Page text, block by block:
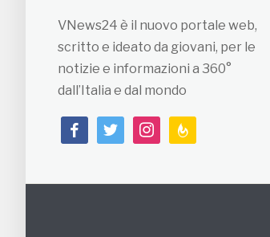
VNews24 è il nuovo portale web,
scritto e ideato da giovani, per le
notizie e informazioni a 360°
dall’Italia e dal mondo
facebooktwitterinstagramfeedburner